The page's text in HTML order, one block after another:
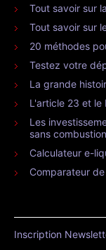
Tout savoir sur
Tout savoir sur
20 méthodes
Testez votre
La grande
L'article 23 et le
Les
sans combustion
Calculateur e-
Comparateur
Inscription